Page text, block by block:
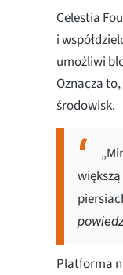
Celestia
i
umożliwi
Oznacza
środowisk.
Platforma